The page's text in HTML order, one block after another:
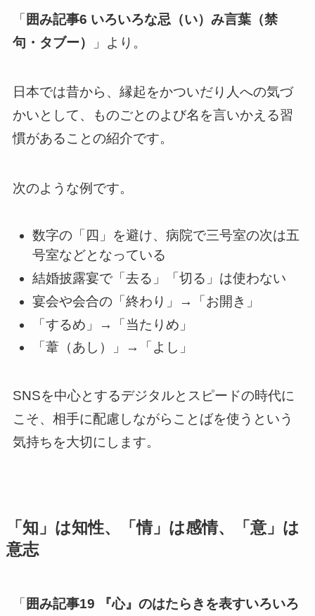
「 囲み記事6 いろいろな忌（い）み言葉（禁
句・タブー）
」より。
日本では昔から、縁起をかついだり人への気づ
かいとして、ものごとのよび名を言いかえる習
慣があることの紹介です。
次のような例です。
数字の「四」を避け、病院で三号室の次は五
号室などとなっている
結婚披露宴で「去る」「切る」は使わない
宴会や会合の「終わり」→「お開き」
「するめ」→「当たりめ」
「葦（あし）」→「よし」
SNSを中心とするデジタルとスピードの時代に
こそ、相手に配慮しながらことばを使うという
気持ちを大切にします。
「知」は知性、「情」は感情、「意」は
意志
「 囲み記事19 『心』のはたらきを表すいろいろ